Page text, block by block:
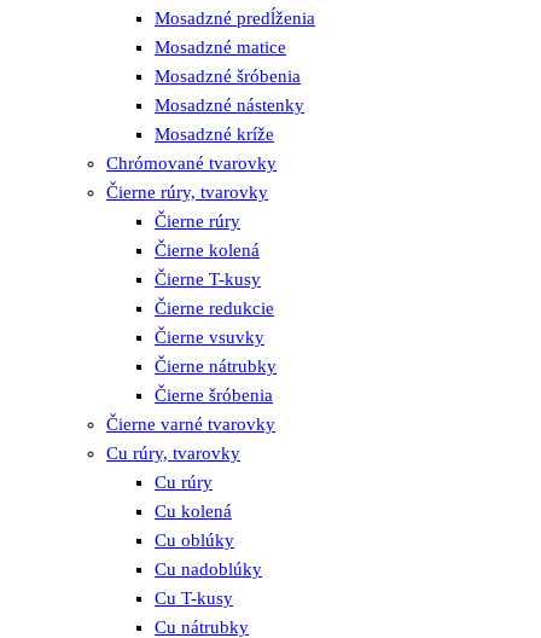
Mosadzné predĺženia
Mosadzné matice
Mosadzné šróbenia
Mosadzné nástenky
Mosadzné kríže
Chrómované tvarovky
Čierne rúry, tvarovky
Čierne rúry
Čierne kolená
Čierne T-kusy
Čierne redukcie
Čierne vsuvky
Čierne nátrubky
Čierne šróbenia
Čierne varné tvarovky
Cu rúry, tvarovky
Cu rúry
Cu kolená
Cu oblúky
Cu nadoblúky
Cu T-kusy
Cu nátrubky